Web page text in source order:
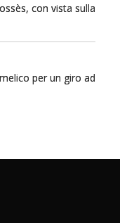
con vista sulla
per un giro ad